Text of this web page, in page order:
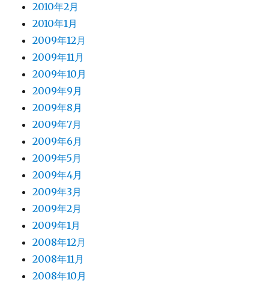
2010年2月
2010年1月
2009年12月
2009年11月
2009年10月
2009年9月
2009年8月
2009年7月
2009年6月
2009年5月
2009年4月
2009年3月
2009年2月
2009年1月
2008年12月
2008年11月
2008年10月